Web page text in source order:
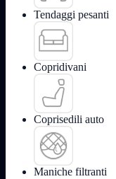
Tendaggi pesanti
Copridivani
Coprisedili auto
Maniche filtranti